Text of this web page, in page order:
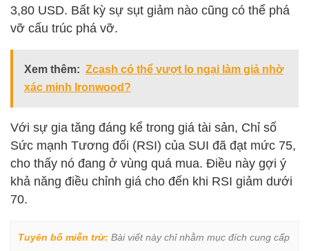
3,80 USD. Bất kỳ sự sụt giảm nào cũng có thể phá
vỡ cấu trúc phá vỡ.
Xem thêm: Zcash có thể vượt lo ngại làm giả nhờ
xác minh Ironwood?
Với sự gia tăng đáng kể trong giá tài sản, Chỉ số
Sức mạnh Tương đối (RSI) của SUI đã đạt mức 75,
cho thấy nó đang ở vùng quá mua. Điều này gợi ý
khả năng điều chỉnh giá cho đến khi RSI giảm dưới
70.
Tuyên bố miễn trừ: Bài viết này chỉ nhằm mục đích cung cấp